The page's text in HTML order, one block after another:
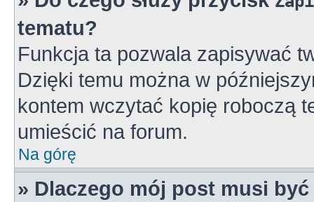
tematu?
Funkcja ta pozwala zapisywać
Dzięki temu można w
kontem wczytać kopię roboczą
umieścić na forum.
Na górę
» Dlaczego mój post musi